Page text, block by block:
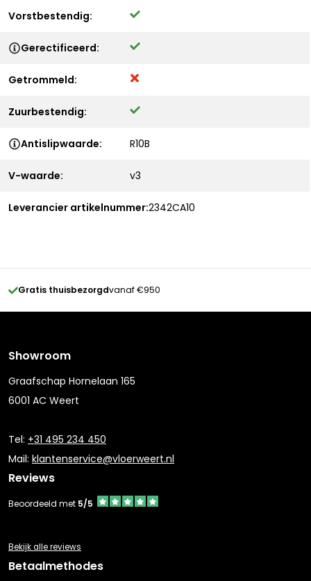
Vorstbestendig:
Gerectificeerd:
Getrommeld:
Zuurbestendig:
Antislipwaarde: R10B
V-waarde: v3
Leverancier artikelnummer:2342CA10
Gratis thuisbezorgdvanaf €950
Showroom
Graafschap Hornelaan 165
6001 AC Weert
Tel: +31 495 234 450
Mail: klantenservice@vloerweert.nl
Reviews
Beoordeeld met 5/5
Bekijk alle reviews
Betaalmethodes